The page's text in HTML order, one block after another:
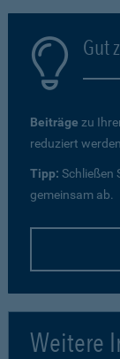
Gut
Beiträge zu
reduziert
Tipp: Schließen
gemeinsam ab.
Weitere